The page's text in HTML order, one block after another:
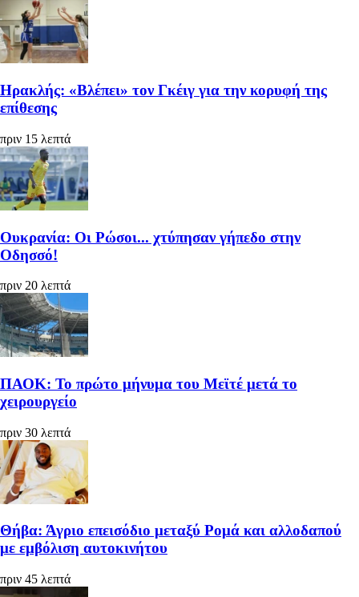
Ηρακλής: «Βλέπει» τον Γκέιγ για την κορυφή της
επίθεσης
πριν 15 λεπτά
Ουκρανία: Οι Ρώσοι... χτύπησαν γήπεδο στην
Οδησσό!
πριν 20 λεπτά
ΠΑΟΚ: Το πρώτο μήνυμα του Μεϊτέ μετά το
χειρουργείο
πριν 30 λεπτά
Θήβα: Άγριο επεισόδιο μεταξύ Ρομά και αλλοδαπού
με εμβόλιση αυτοκινήτου
πριν 45 λεπτά